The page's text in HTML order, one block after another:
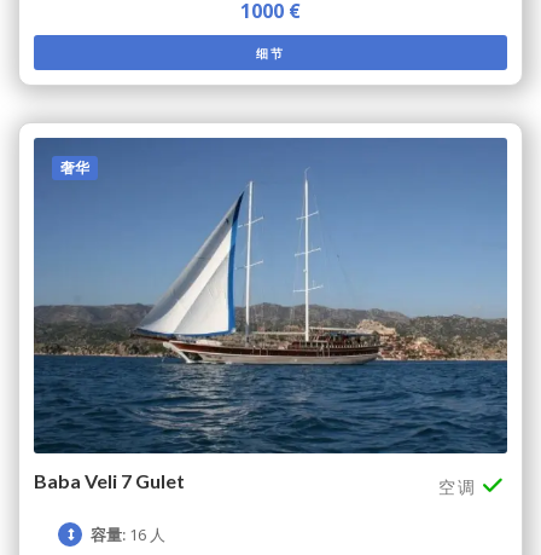
1000 €
细节
奢华
Baba Veli 7 Gulet 空调
容量: 16 人